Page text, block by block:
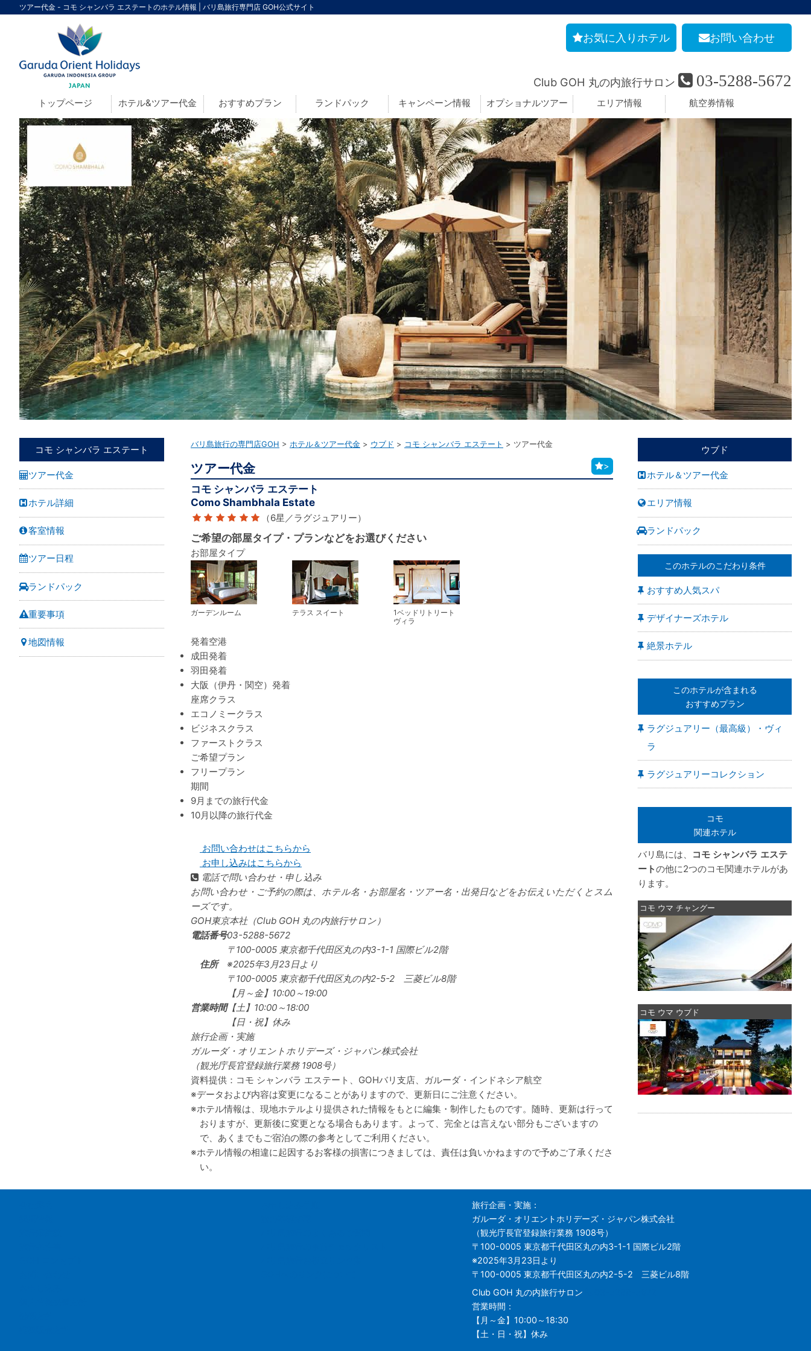
ツアー代金 - コモ シャンバラ エステートのホテル情報 | バリ島旅行専門店 GOH公式サイト
お問い合わせ
お気に入りホテル
Club GOH 丸の内旅行サロン 03-5288-5672
トップページ ホテル&ツアー代金 おすすめプラン ランドパック キャンペーン情報 オプショナルツアー エリア情報 航空券情報
バリ島旅行の専門店GOH ホテル＆ツアー代金 ウブド コモ シャンバラ エステート ツアー代金
ツアー代金 >
コモ シャンバラ エステート
Como Shambhala Estate
（6星／ラグジュアリー）
ご希望の部屋タイプ・プランなどをお選びください
お部屋タイプ
ガーデンルーム テラス スイート
1ベッドリトリート
ヴィラ
発着空港
成田発着
羽田発着
大阪（伊丹・関空）発着
座席クラス
エコノミークラス
ビジネスクラス
ファーストクラス
ご希望プラン
フリープラン
期間
9月までの旅行代金
10月以降の旅行代金
お問い合わせはこちらから
お申し込みはこちらから
電話で問い合わせ・申し込み
お問い合わせ・ご予約の際は、ホテル名・お部屋名・ツアー名・出発日などをお伝えいただくとスム
ーズです。
GOH東京本社（Club GOH 丸の内旅行サロン）
電話番号03-5288-5672
住所
〒100-0005 東京都千代田区丸の内3-1-1 国際ビル2階
※2025年3月23日より
〒100-0005 東京都千代田区丸の内2-5-2 三菱ビル8階
営業時間
【月～金】10:00～19:00
【土】10:00～18:00
【日・祝】休み
旅行企画・実施
ガルーダ・オリエントホリデーズ・ジャパン株式会社
（観光庁長官登録旅行業務 1908号）
資料提供：コモ シャンバラ エステート、GOHバリ支店、ガルーダ・インドネシア航空
データおよび内容は変更になることがありますので、更新日にご注意ください。
ホテル情報は、現地ホテルより提供された情報をもとに編集・制作したものです。随時、更新は行って
おりますが、更新後に変更となる場合もあります。よって、完全とは言えない部分もございますの
で、あくまでもご宿泊の際の参考としてご利用ください。
ホテル情報の相違に起因するお客様の損害につきましては、責任は負いかねますので予めご了承くださ
い。
コモ シャンバラ エステート
ツアー代金
ホテル詳細
客室情報
ツアー日程
ランドパック
重要事項
地図情報
ウブド
ホテル＆ツアー代金
エリア情報
ランドパック
このホテルのこだわり条件
おすすめ人気スパ
デザイナーズホテル
絶景ホテル
このホテルが含まれる
おすすめプラン
ラグジュアリー（最高級）・ヴィ
ラ
ラグジュアリーコレクション
コモ
関連ホテル
バリ島には、
コモ シャンバラ エステ
ートの他に2つのコモ関連ホテルがあ
ります。
コモ ウマ チャングー
コモ ウマ ウブド
旅行企画・実施：
ガルーダ・オリエントホリデーズ・ジャパン株式会社
（観光庁長官登録旅行業務 1908号）
〒100-0005 東京都千代田区丸の内3-1-1 国際ビル2階
※2025年3月23日より
〒100-0005 東京都千代田区丸の内2-5-2 三菱ビル8階
Club GOH 丸の内旅行サロン
営業時間：
【月～金】10:00～18:30
【土・日・祝】休み